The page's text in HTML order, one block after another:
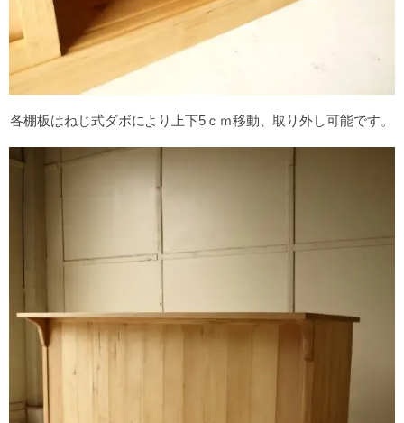
各棚板はねじ式ダボにより上下5ｃｍ移動、取り外し可能です。